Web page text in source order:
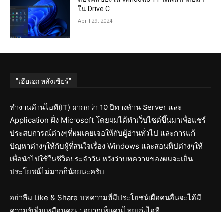
ใน Drive C
April 29, 2024
"เฮียเอก หลังเซียร์"
ทำงานด้านไอที(IT) มากกว่า 10 ปีทางด้าน Server และ
Application ฝั่ง Microsoft โดยผมได้ทำเว็บไซต์ขึ้นมาเพื่อแชร์
ประสบการณ์ต่างๆที่ผมเคยเจอให้กับผู้อ่านทั่วไป และการแก้
ปัญหาต่างๆให้กับผู้ที่สนใจเรื่อง Windows และสอนทิปต่างๆให้
เพื่อนำไปใช้ในชีวิตประจำวัน หวังว่าบทความของผมจะเป็น
ประโยชน์ไม่มากก็น้อยนะครับ
อย่าลืม Like & Share บทความที่มีประโยชน์เผื่อคนอื่นจะได้มี
ความรู้เพิ่มเหมือนคุณ : อยากเห็นคนไทยเก่งไอที